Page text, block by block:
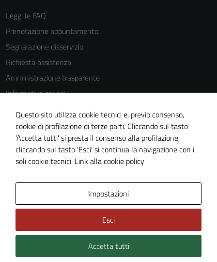
Leggi le FAQ
Prenotazione appuntamento
Segnalazione disservizio
Richiesta assistenza
Amministrazione trasparente
Informativa privacy
Cookie Policy
Note legali
Dichiarazione di accessibilità
Piano di miglioramento del sito
Technical Design s.r.l.
Questo sito utilizza cookie tecnici e, previo consenso,
cookie di profilazione di terze parti. Cliccando sul tasto
'Accetta tutti' si presta il consenso alla profilazione,
cliccando sul tasto 'Esci' si continua la navigazione con i
soli cookie tecnici. Link alla cookie policy
Impostazioni
Esci
Accetta tutti